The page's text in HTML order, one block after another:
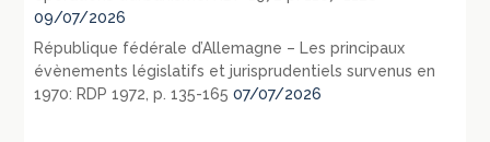
09/07/2026
République fédérale d’Allemagne – Les principaux
évènements législatifs et jurisprudentiels survenus en
1970: RDP 1972, p. 135-165 07/07/2026